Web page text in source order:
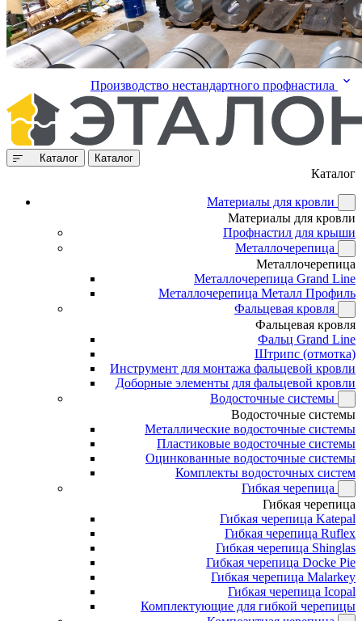
Производство нестандартного профнастила
Каталог Каталог
Каталог
Материалы для кровли
Материалы для кровли
Профнастил для крыши
Металлочерепица
Металлочерепица
Металлочерепица Grand Line
Металлочерепица Металл Профиль
Фальцевая кровля
Фальцевая кровля
Фальц Grand Line
Штрипс (отмотка)
Инструмент для монтажа фальцевой кровли
Доборные элементы для фальцевой кровли
Водосточные системы
Водосточные системы
Металлические водосточные системы
Пластиковые водосточные системы
Оцинкованные водосточные системы
Комплекты водосточных систем
Гибкая черепица
Гибкая черепица
Гибкая черепица Katepal
Гибкая черепица Ruflex
Гибкая черепица Shinglas
Гибкая черепица Docke Pie
Гибкая черепица Malarkey
Гибкая черепица Icopal
Комплектующие для гибкой черепицы